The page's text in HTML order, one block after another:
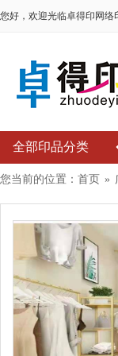
您好，欢迎光临卓得印网络
全部印品分类
您当前的位置： 首页 »